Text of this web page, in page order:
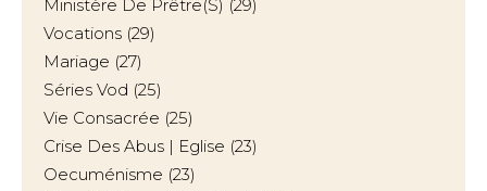
Ministère De Prêtre(s) (29)
Vocations (29)
Mariage (27)
Séries Vod (25)
Vie Consacrée (25)
Crise Des Abus | Eglise (23)
Oecuménisme (23)